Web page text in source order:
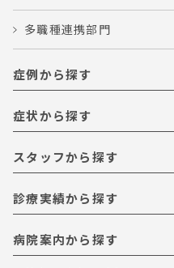
多職種連携部門
症例から探す
症状から探す
スタッフから探す
診療実績から探す
病院案内から探す